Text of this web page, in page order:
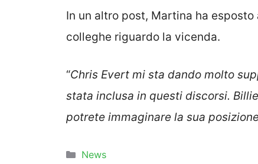
In un altro post, Martina ha
colleghe riguardo la vicenda.
“Chris Evert mi sta dando molto
stata inclusa in questi discorsi.
potrete immaginare la sua
Categorie
News